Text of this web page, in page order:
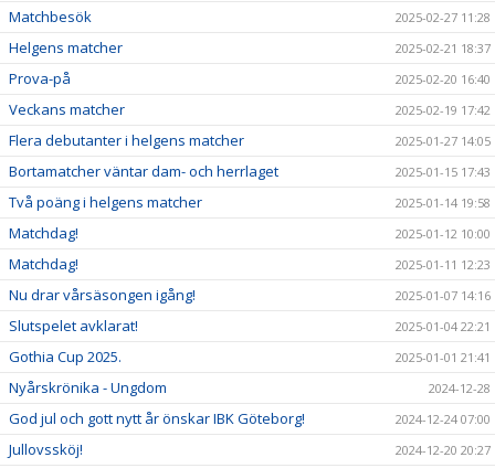
Matchbesök 2025-02-27 11:28
Helgens matcher 2025-02-21 18:37
Prova-på 2025-02-20 16:40
Veckans matcher 2025-02-19 17:42
Flera debutanter i helgens matcher 2025-01-27 14:05
Bortamatcher väntar dam- och herrlaget 2025-01-15 17:43
Två poäng i helgens matcher 2025-01-14 19:58
Matchdag! 2025-01-12 10:00
Matchdag! 2025-01-11 12:23
Nu drar vårsäsongen igång! 2025-01-07 14:16
Slutspelet avklarat! 2025-01-04 22:21
Gothia Cup 2025. 2025-01-01 21:41
Nyårskrönika - Ungdom 2024-12-28
God jul och gott nytt år önskar IBK Göteborg! 2024-12-24 07:00
Jullovssköj! 2024-12-20 20:27